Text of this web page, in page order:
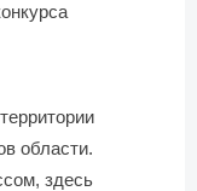
области.
здесь